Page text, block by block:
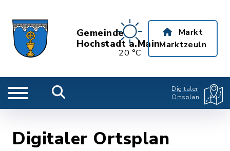
Gemeinde
Hochstadt a.Main
20 °C
Markt
Marktzeuln
Digitaler
Ortsplan
Digitaler Ortsplan